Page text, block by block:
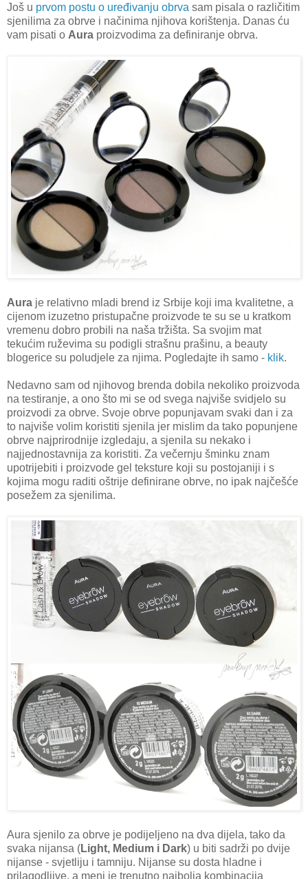
Još u prvom postu o uređivanju obrva sam pisala o različitim
sjenilima za obrve i načinima njihova korištenja. Danas ću
vam pisati o Aura proizvodima za definiranje obrva.
Aura je relativno mladi brend iz Srbije koji ima kvalitetne, a
cijenom izuzetno pristupačne proizvode te su se u kratkom
vremenu dobro probili na naša tržišta. Sa svojim mat
tekućim ruževima su podigli strašnu prašinu, a beauty
blogerice su poludjele za njima. Pogledajte ih samo - klik.
Nedavno sam od njihovog brenda dobila nekoliko proizvoda
na testiranje, a ono što mi se od svega najviše svidjelo su
proizvodi za obrve. Svoje obrve popunjavam svaki dan i za
to najviše volim koristiti sjenila jer mislim da tako popunjene
obrve najprirodnije izgledaju, a sjenila su nekako i
najjednostavnija za koristiti. Za večernju šminku znam
upotrijebiti i proizvode gel teksture koji su postojaniji i s
kojima mogu raditi oštrije definirane obrve, no ipak najčešće
posežem za sjenilima.
Aura sjenilo za obrve je podijeljeno na dva dijela, tako da
svaka nijansa (Light, Medium i Dark) u biti sadrži po dvije
nijanse - svjetliju i tamniju. Nijanse su dosta hladne i
prilagodljive, a meni je trenutno najbolja kombinacija